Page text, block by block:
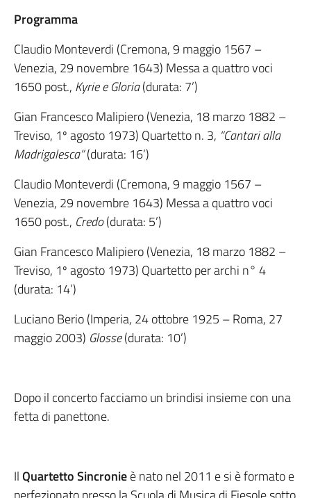
Programma
Claudio Monteverdi (Cremona, 9 maggio 1567 –
Venezia, 29 novembre 1643) Messa a quattro voci
1650 post., Kyrie e Gloria(durata: 7’)
Gian Francesco Malipiero (Venezia, 18 marzo 1882 –
Treviso, 1º agosto 1973) Quartetto n. 3, “Cantari alla
Madrigalesca”(durata: 16’)
Claudio Monteverdi (Cremona, 9 maggio 1567 –
Venezia, 29 novembre 1643) Messa a quattro voci
1650 post., Credo(durata: 5’)
Gian Francesco Malipiero (Venezia, 18 marzo 1882 –
Treviso, 1º agosto 1973) Quartetto per archi n° 4
(durata: 14’)
Luciano Berio (Imperia, 24 ottobre 1925 – Roma, 27
maggio 2003) Glosse(durata: 10’)
Dopo il concerto facciamo un brindisi insieme con una
fetta di panettone.
IlQuartetto Sincronieè nato nel 2011 e si è formato e